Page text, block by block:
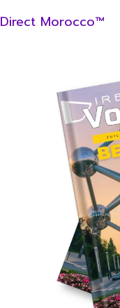
Direct Morocco™